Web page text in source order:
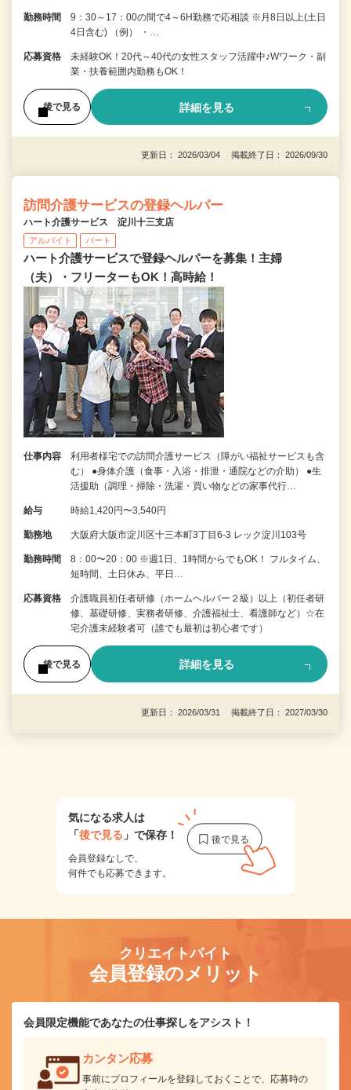
勤務時間
9：30～17：00の間で4～6H勤務で応相談 ※月8日以上(土日
4日含む) （例） ・…
応募資格
未経験OK！20代～40代の女性スタッフ活躍中♪Wワーク・副
業・扶養範囲内勤務もOK！
後で見る 詳細を見る
更新日： 2026/03/04 掲載終了日： 2026/09/30
訪問介護サービスの登録ヘルパー
ハート介護サービス 淀川十三支店
アルバイト パート
ハート介護サービスで登録ヘルパーを募集！主婦
（夫）・フリーターもOK！高時給！
仕事内容
利用者様宅での訪問介護サービス（障がい福祉サービスも含
む） ●身体介護（食事・入浴・排泄・通院などの介助） ●生
活援助（調理・掃除・洗濯・買い物などの家事代行…
給与 時給1,420円〜3,540円
勤務地 大阪府大阪市淀川区十三本町3丁目6-3 レック淀川103号
勤務時間
8：00〜20：00 ※週1日、1時間からでもOK！ フルタイム、
短時間、土日休み、平日…
応募資格
介護職員初任者研修（ホームヘルパー２級）以上（初任者研
修、基礎研修、実務者研修、介護福祉士、看護師など）☆在
宅介護未経験者可（誰でも最初は初心者です）
後で見る 詳細を見る
更新日： 2026/03/31 掲載終了日： 2027/03/30
1
気になる求人は
「後で見る 」で保存！
会員登録なしで、
何件でも応募できます。
クリエイトバイト
会員登録のメリット
会員限定機能であなたの仕事探しをアシスト！
カンタン応募
事前にプロフィールを登録しておくことで、応募時の